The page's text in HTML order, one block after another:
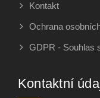
Kontakt
Ochrana
GDPR - Souhlas
Kontaktní